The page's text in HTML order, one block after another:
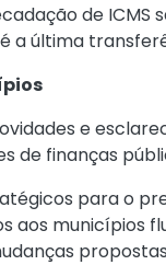
de
a última
e
de finanças
para o
aos municípios